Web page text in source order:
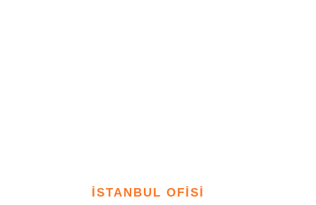
İSTANBUL OFİSİ